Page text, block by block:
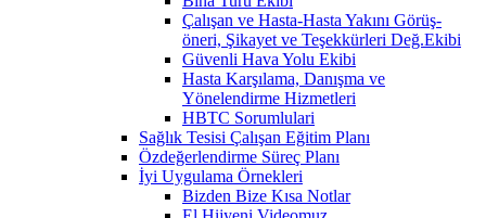
Çalışan ve Hasta-Hasta Yakını Görüş-
öneri, Şikayet ve Teşekkürleri Değ.Ekibi
Güvenli Hava Yolu Ekibi
Hasta Karşılama, Danışma ve
Yönelendirme Hizmetleri
HBTC Sorumlulari
Sağlık Tesisi Çalışan Eğitim Planı
Özdeğerlendirme Süreç Planı
İyi Uygulama Örnekleri
Bizden Bize Kısa Notlar